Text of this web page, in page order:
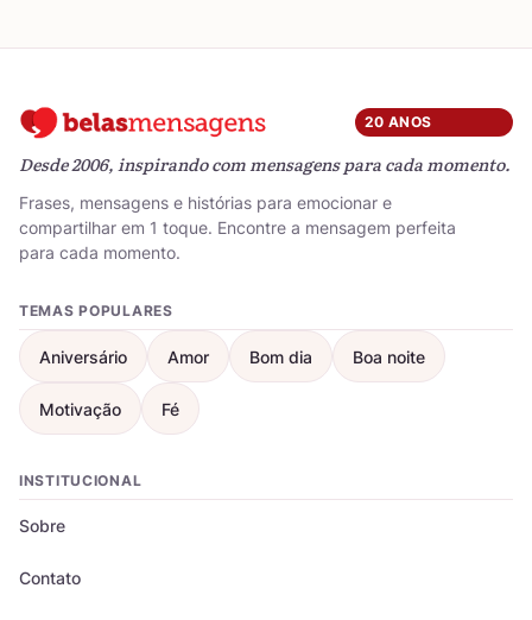
20 ANOS
Desde 2006, inspirando com mensagens para cada momento.
Frases, mensagens e histórias para emocionar e
compartilhar em 1 toque. Encontre a mensagem perfeita
para cada momento.
TEMAS POPULARES
Aniversário Amor Bom dia Boa noite
Motivação Fé
INSTITUCIONAL
Sobre
Contato